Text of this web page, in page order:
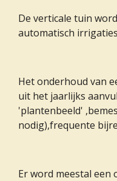
De verticale tuin
automatisch
Het onderhoud van
uit het jaarlijks
'plantenbeeld'
nodig),frequente
Er word meestal